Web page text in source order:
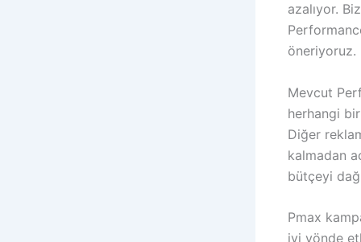
azalıyor.
öneriyoruz.
Mevcut
herhangi
Diğer
kalmadan
bütçeyi
Pmax
iyi yönde